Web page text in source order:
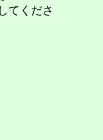
てくださ